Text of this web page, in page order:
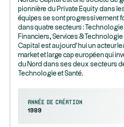
pionnière du Private Equity dans
équipes se sont progressivement
dans quatre secteurs :
Financiers, Services &
Capital est aujourd’hui un acteur
market et large cap européen qui
du Nord dans ses deux secteurs
Technologie et Santé.
Année de création
1989